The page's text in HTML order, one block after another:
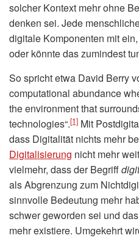
solcher Kontext mehr ohne
denken sei. Jede
digitale Komponenten mit
oder könnte das zumindest
So spricht etwa David Berry
computational abundance
the environment that
technologies“.[1] Mit
dass Digitalität nichts mehr
Digitalisierung nicht mehr
vielmehr, dass der Begriff
als Abgrenzung zum
sinnvolle Bedeutung mehr
schwer geworden sei und
mehr existiere. Umgekehrt